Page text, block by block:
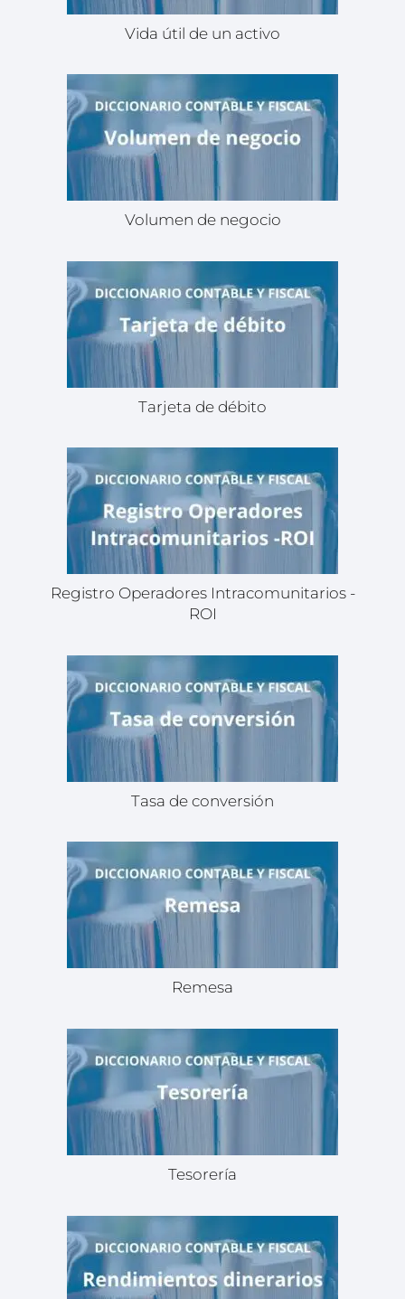
Vida útil de un activo
Volumen de negocio
Tarjeta de débito
Registro Operadores Intracomunitarios -
ROI
Tasa de conversión
Remesa
Tesorería